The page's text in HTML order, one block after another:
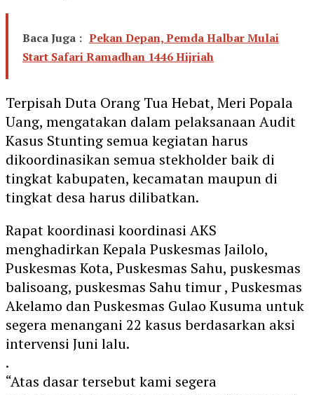
Baca Juga : Pekan Depan, Pemda Halbar Mulai
Start Safari Ramadhan 1446 Hijriah
Terpisah Duta Orang Tua Hebat, Meri Popala
Uang, mengatakan dalam pelaksanaan Audit
Kasus Stunting semua kegiatan harus
dikoordinasikan semua stekholder baik di
tingkat kabupaten, kecamatan maupun di
tingkat desa harus dilibatkan.
Rapat koordinasi koordinasi AKS
menghadirkan Kepala Puskesmas Jailolo,
Puskesmas Kota, Puskesmas Sahu, puskesmas
balisoang, puskesmas Sahu timur , Puskesmas
Akelamo dan Puskesmas Gulao Kusuma untuk
segera menangani 22 kasus berdasarkan aksi
intervensi Juni lalu.
.
“Atas dasar tersebut kami segera